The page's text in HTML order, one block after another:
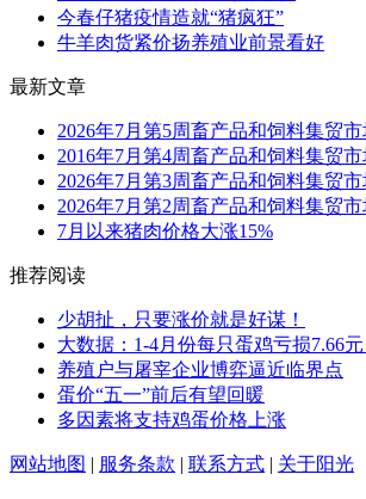
今春仔猪疫情造就“猪疯狂”
牛羊肉货紧价扬养殖业前景看好
最新文章
2026年7月第5周畜产品和饲料集贸
2016年7月第4周畜产品和饲料集贸
2026年7月第3周畜产品和饲料集贸
2026年7月第2周畜产品和饲料集贸
7月以来猪肉价格大涨15%
推荐阅读
少胡扯，只要涨价就是好谋！
大数据：1-4月份每只蛋鸡亏损7.66元
养殖户与屠宰企业博弈逼近临界点
蛋价“五一”前后有望回暖
多因素将支持鸡蛋价格上涨
网站地图 | 服务条款 | 联系方式 | 关于阳光